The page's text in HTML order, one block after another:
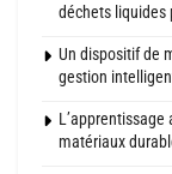
déchets liquides
Un dispositif de
gestion
matériaux